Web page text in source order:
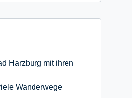
Harzburg mit ihren
Wanderwege